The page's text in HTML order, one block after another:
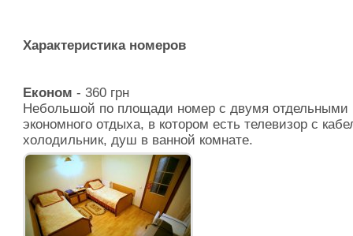
Характеристика номеров
Економ - 360 грн
Небольшой по площади номер с двумя отдельными
экономного отдыха, в котором есть телевизор с
холодильник, душ в ванной комнате.